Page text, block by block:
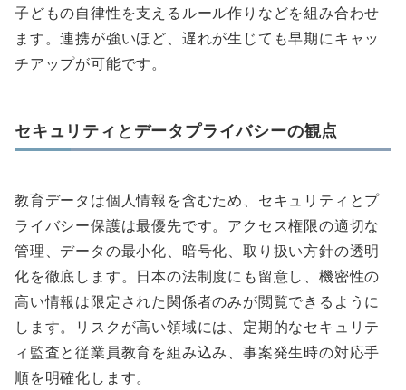
子どもの自律性を支えるルール作りなどを組み合わせ
ます。連携が強いほど、遅れが生じても早期にキャッ
チアップが可能です。
セキュリティとデータプライバシーの観点
教育データは個人情報を含むため、セキュリティとプ
ライバシー保護は最優先です。アクセス権限の適切な
管理、データの最小化、暗号化、取り扱い方針の透明
化を徹底します。日本の法制度にも留意し、機密性の
高い情報は限定された関係者のみが閲覧できるように
します。リスクが高い領域には、定期的なセキュリテ
ィ監査と従業員教育を組み込み、事案発生時の対応手
順を明確化します。